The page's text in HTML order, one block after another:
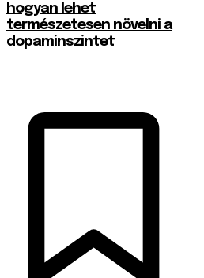
hogyan lehet
természetesen növelni a
dopaminszintet